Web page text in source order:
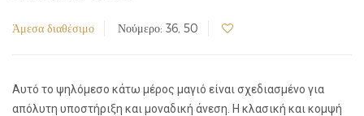
Άμεσα διαθέσιμο Νούμερο: 36, 50
Αυτό το ψηλόμεσο κάτω μέρος μαγιό είναι σχεδιασμένο για
απόλυτη υποστήριξη και μοναδική άνεση. Η κλασική και κομψή